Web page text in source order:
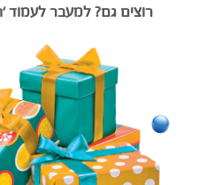
רוצים גם? למעבר לעמוד